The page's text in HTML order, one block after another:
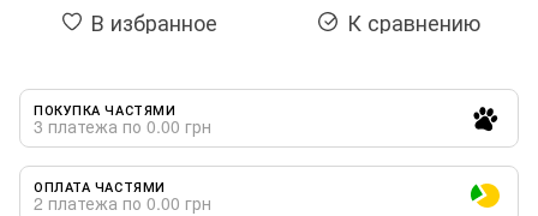
В избранное К сравнению
ПОКУПКА ЧАСТЯМИ
3 платежа по 0.00 грн
ОПЛАТА ЧАСТЯМИ
2 платежа по 0.00 грн